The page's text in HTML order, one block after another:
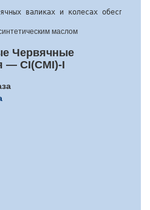
валиках и колесах
маслом
Червячные
— CI(CMI)-I